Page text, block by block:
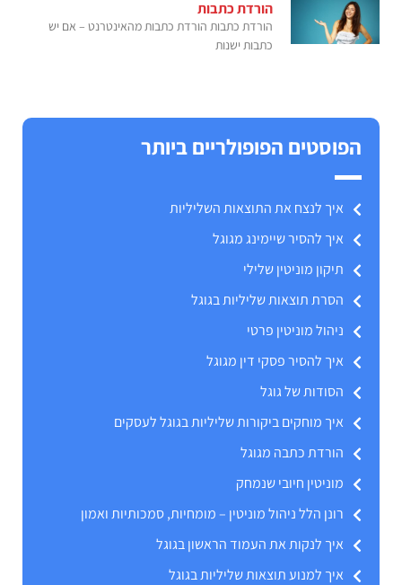
הורדת כתבות
הורדת כתבות הורדת כתבות מהאינטרנט – אם יש
כתבות ישנות
הפוסטים הפופולריים ביותר
איך לנצח את התוצאות השליליות
איך להסיר שיימינג מגוגל
תיקון מוניטין שלילי
הסרת תוצאות שליליות בגוגל
ניהול מוניטין פרטי
איך להסיר פסקי דין מגוגל
הסודות של גוגל
איך מוחקים ביקורות שליליות בגוגל לעסקים
הורדת כתבה מגוגל
מוניטין חיובי שנמחק
רונן הלל ניהול מוניטין – מומחיות, סמכותיות ואמון
איך לנקות את העמוד הראשון בגוגל
איך למנוע תוצאות שליליות בגוגל